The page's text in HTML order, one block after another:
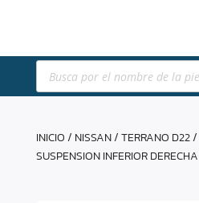
Búsqueda
productos
INICIO/ NISSAN/TERRANO D22/
SUSPENSION INFERIOR DERECHA